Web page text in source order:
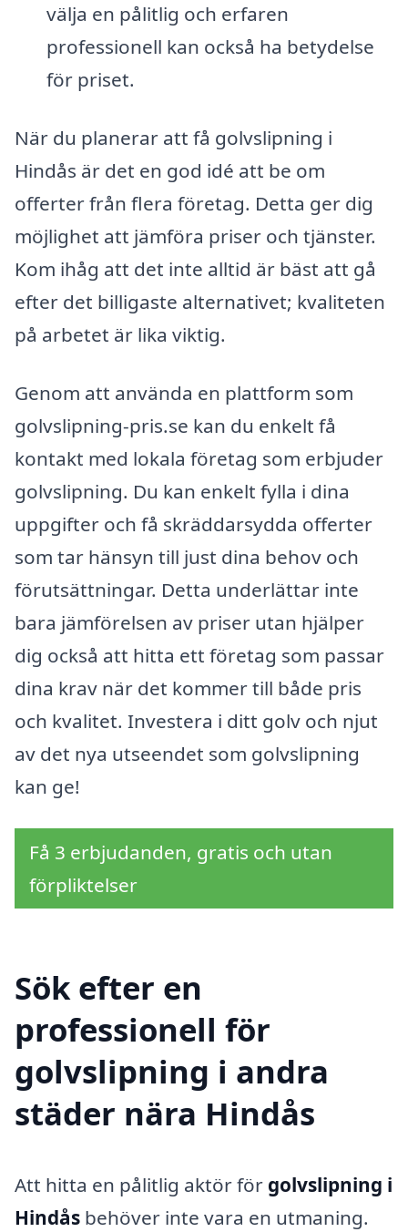
välja en pålitlig och erfaren
professionell kan också ha betydelse
för priset.
När du planerar att få golvslipning i
Hindås är det en god idé att be om
offerter från flera företag. Detta ger dig
möjlighet att jämföra priser och tjänster.
Kom ihåg att det inte alltid är bäst att gå
efter det billigaste alternativet; kvaliteten
på arbetet är lika viktig.
Genom att använda en plattform som
golvslipning-pris.se kan du enkelt få
kontakt med lokala företag som erbjuder
golvslipning. Du kan enkelt fylla i dina
uppgifter och få skräddarsydda offerter
som tar hänsyn till just dina behov och
förutsättningar. Detta underlättar inte
bara jämförelsen av priser utan hjälper
dig också att hitta ett företag som passar
dina krav när det kommer till både pris
och kvalitet. Investera i ditt golv och njut
av det nya utseendet som golvslipning
kan ge!
Få 3 erbjudanden, gratis och utan
förpliktelser
Sök efter en
professionell för
golvslipning i andra
städer nära Hindås
Att hitta en pålitlig aktör för golvslipning i
Hindås behöver inte vara en utmaning.